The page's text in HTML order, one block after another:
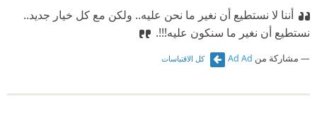
أننا لا نستطيع أن نغير ما نحن عليه.. ولكن مع كل خيار جديد..
نستطيع أن نغير ما سنكون عليه!!!.
مشاركة من Ad Ad كل الاقتباسات